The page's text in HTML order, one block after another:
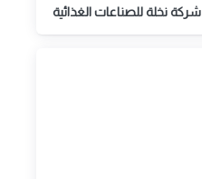
شركة نخلة للصناعات الغذائية